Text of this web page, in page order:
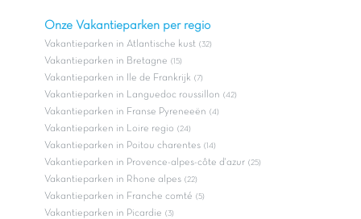
Onze Vakantieparken per regio
Vakantieparken in Atlantische kust (32)
Vakantieparken in Bretagne (15)
Vakantieparken in Ile de Frankrijk (7)
Vakantieparken in Languedoc roussillon (42)
Vakantieparken in Franse Pyreneeën (4)
Vakantieparken in Loire regio (24)
Vakantieparken in Poitou charentes (14)
Vakantieparken in Provence-alpes-côte d'azur (25)
Vakantieparken in Rhone alpes (22)
Vakantieparken in Franche comté (5)
Vakantieparken in Picardie (3)